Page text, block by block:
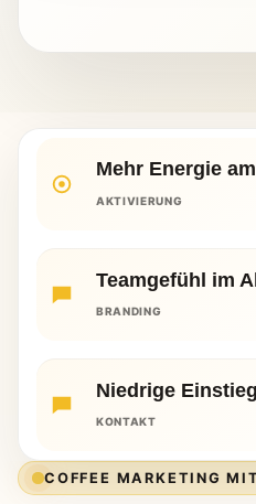
Mehr Energie
AKTIVIERUNG
Teamgefühl im
BRANDING
Niedrige
KONTAKT
COFFEE MARKETING